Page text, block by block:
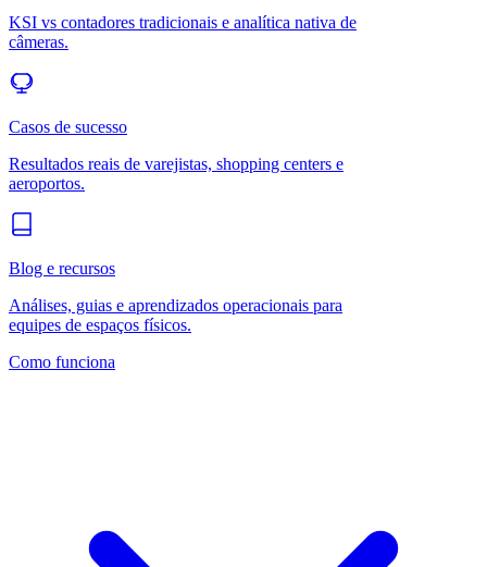
KSI vs contadores tradicionais e analítica nativa de
câmeras.
Casos de sucesso
Resultados reais de varejistas, shopping centers e
aeroportos.
Blog e recursos
Análises, guias e aprendizados operacionais para
equipes de espaços físicos.
Como funciona